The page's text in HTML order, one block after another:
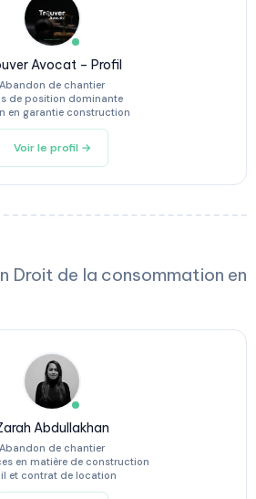
Avocat – Profil
Abandon de chantier
de position dominante
en garantie construction
Voir le profil →
Droit de la consommation en
Abdullakhan
Abandon de chantier
en matière de construction
et contrat de location